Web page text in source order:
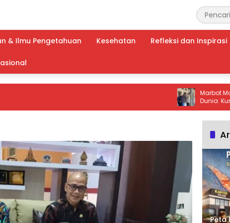
& Ilmu Pengetahuan Kesehatan Refleksi dan Inspirasi
Marbot Masjid
Dunia: Kurang
Terduga Pelaku
Peta